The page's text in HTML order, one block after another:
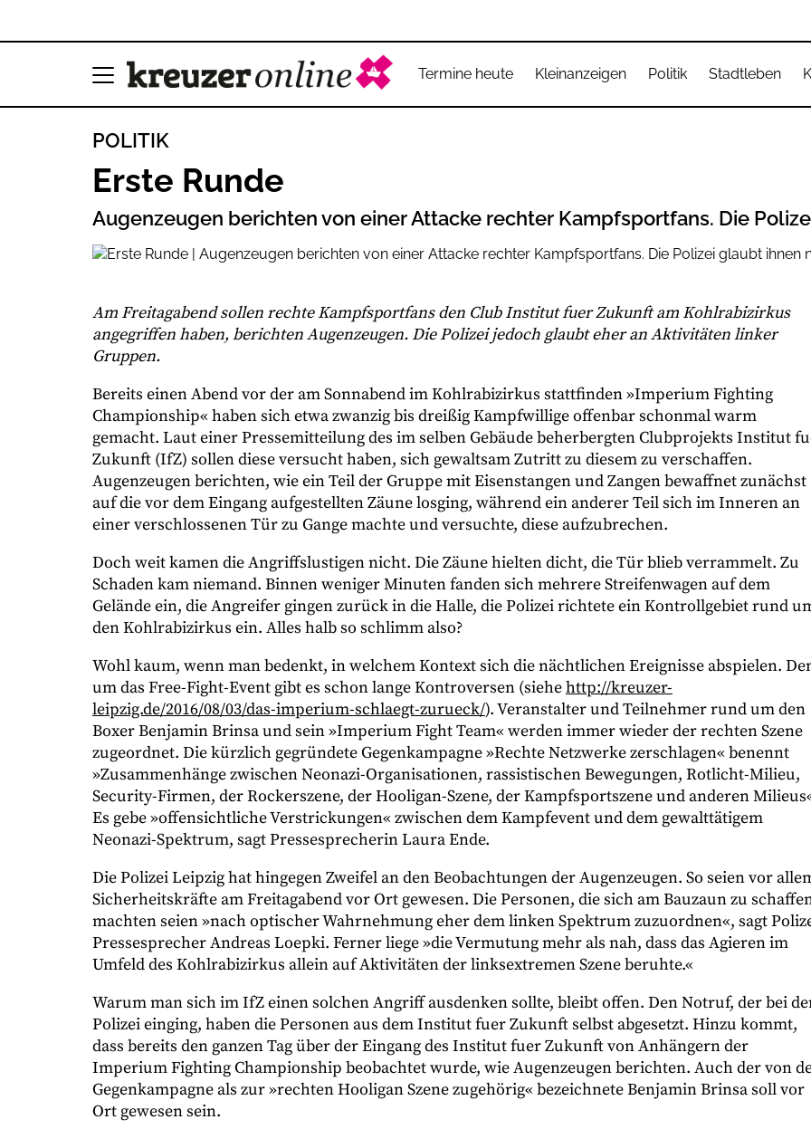
Termine heute Kleinanzeigen Politik Stadtleben
POLITIK
Erste Runde
Augenzeugen berichten von einer Attacke rechter Kampfsportfans. Die
Am Freitagabend sollen rechte Kampfsportfans den Club Institut fuer Zukunft am Kohlrabizirkus
angegriffen haben, berichten Augenzeugen. Die Polizei jedoch glaubt eher an Aktivitäten linker
Gruppen.
Bereits einen Abend vor der am Sonnabend im Kohlrabizirkus stattfinden »Imperium Fighting
Championship« haben sich etwa zwanzig bis dreißig Kampfwillige offenbar schonmal warm
gemacht. Laut einer Pressemitteilung des im selben Gebäude beherbergten Clubprojekts Institut
Zukunft (IfZ) sollen diese versucht haben, sich gewaltsam Zutritt zu diesem zu verschaffen.
Augenzeugen berichten, wie ein Teil der Gruppe mit Eisenstangen und Zangen bewaffnet zunächst
auf die vor dem Eingang aufgestellten Zäune losging, während ein anderer Teil sich im Inneren an
einer verschlossenen Tür zu Gange machte und versuchte, diese aufzubrechen.
Doch weit kamen die Angriffslustigen nicht. Die Zäune hielten dicht, die Tür blieb verrammelt. Zu
Schaden kam niemand. Binnen weniger Minuten fanden sich mehrere Streifenwagen auf dem
Gelände ein, die Angreifer gingen zurück in die Halle, die Polizei richtete ein Kontrollgebiet rund
den Kohlrabizirkus ein. Alles halb so schlimm also?
Wohl kaum, wenn man bedenkt, in welchem Kontext sich die nächtlichen Ereignisse abspielen.
um das Free-Fight-Event gibt es schon lange Kontroversen (siehehttp://kreuzer-
leipzig.de/2016/08/03/das-imperium-schlaegt-zurueck/). Veranstalter und Teilnehmer rund um den
Boxer Benjamin Brinsa und sein »Imperium Fight Team« werden immer wieder der rechten Szene
zugeordnet. Die kürzlich gegründete Gegenkampagne »Rechte Netzwerke zerschlagen« benennt
»Zusammenhänge zwischen Neonazi-Organisationen, rassistischen Bewegungen, Rotlicht-Milieu,
Security-Firmen, der Rockerszene, der Hooligan-Szene, der Kampfsportszene und anderen
Es gebe »offensichtliche Verstrickungen« zwischen dem Kampfevent und dem gewalttätigem
Neonazi-Spektrum, sagt Pressesprecherin Laura Ende.
Die Polizei Leipzig hat hingegen Zweifel an den Beobachtungen der Augenzeugen. So seien vor
Sicherheitskräfte am Freitagabend vor Ort gewesen. Die Personen, die sich am Bauzaun zu
machten seien »nach optischer Wahrnehmung eher dem linken Spektrum zuzuordnen«, sagt
Pressesprecher Andreas Loepki. Ferner liege »die Vermutung mehr als nah, dass das Agieren im
Umfeld des Kohlrabizirkus allein auf Aktivitäten der linksextremen Szene beruhte.«
Warum man sich im IfZ einen solchen Angriff ausdenken sollte, bleibt offen. Den Notruf, der bei
Polizei einging, haben die Personen aus dem Institut fuer Zukunft selbst abgesetzt. Hinzu kommt,
dass bereits den ganzen Tag über der Eingang des Institut fuer Zukunft von Anhängern der
Imperium Fighting Championship beobachtet wurde, wie Augenzeugen berichten. Auch der von
Gegenkampagne als zur »rechten Hooligan Szene zugehörig« bezeichnete Benjamin Brinsa soll vor
Ort gewesen sein.